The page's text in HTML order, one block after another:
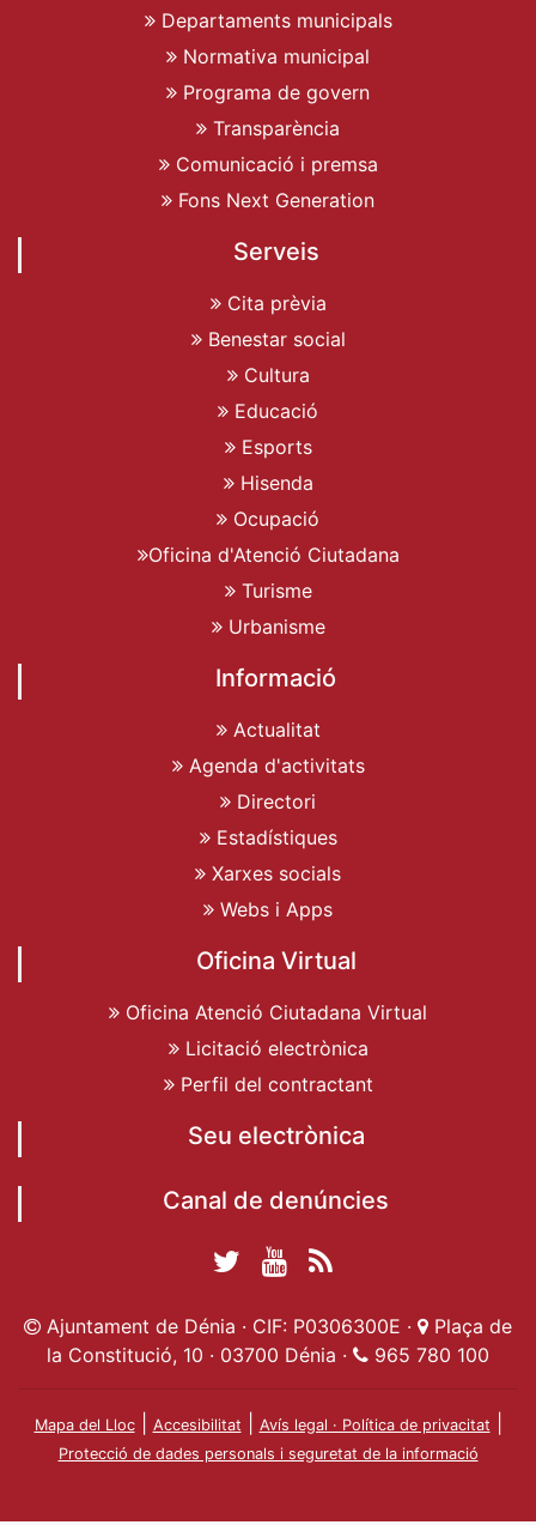
Departaments municipals
Normativa municipal
Programa de govern
Transparència
Comunicació i premsa
Fons Next Generation
Serveis
Cita prèvia
Benestar social
Cultura
Educació
Esports
Hisenda
Ocupació
Oficina d'Atenció Ciutadana
Turisme
Urbanisme
Informació
Actualitat
Agenda d'activitats
Directori
Estadístiques
Xarxes socials
Webs i Apps
Oficina Virtual
Oficina Atenció Ciutadana Virtual
Licitació electrònica
Perfil del contractant
Seu electrònica
Canal de denúncies
de Dénia
Twitter Ajuntament
de Dénia
Ajuntament de
Dénia
Actualitat
Ajuntament
Ajuntament de Dénia · CIF: P0306300E ·
Plaça de
la Constitució, 10 · 03700 Dénia ·
965 780 100
Mapa del Lloc| Accesibilitat Avís legal · Política de privacitat
Protecció de dades personals i seguretat de la informació